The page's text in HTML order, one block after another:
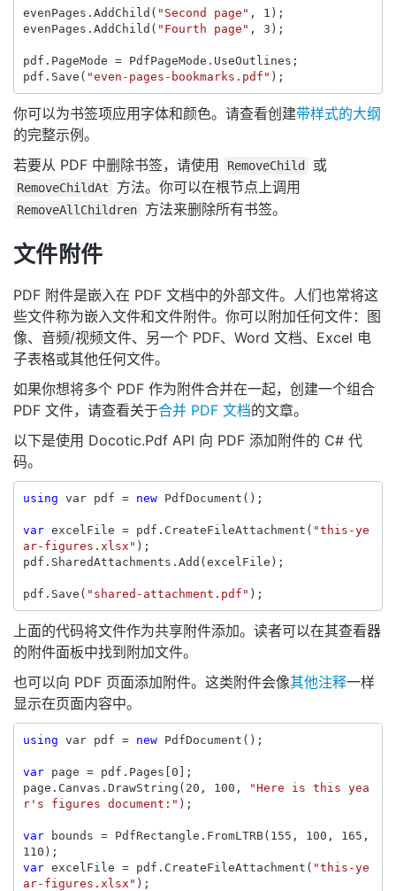
evenPages . AddChild ( "Second page" , 1 );
evenPages . AddChild ( "Fourth page" , 3 );
pdf . PageMode = PdfPageMode . UseOutlines ;
pdf . Save ( "even-pages-bookmarks.pdf" );
你可以为书签项应用字体和颜色。请查看创建带样式的大纲
的完整示例。
若要从 PDF 中删除书签，请使用
RemoveChild 或
RemoveChildAt 方法。你可以在根节点上调用
RemoveAllChildren 方法来删除所有书签。
文件附件
PDF 附件是嵌入在 PDF 文档中的外部文件。人们也常将这
些文件称为嵌入文件和文件附件。你可以附加任何文件：图
像、音频/视频文件、另一个 PDF、Word 文档、Excel 电
子表格或其他任何文件。
如果你想将多个 PDF 作为附件合并在一起，创建一个组合
PDF 文件，请查看关于合并 PDF 文档的文章。
以下是使用 Docotic.Pdf API 向 PDF 添加附件的 C# 代
码。
using var pdf = new PdfDocument ();
var excelFile = pdf . CreateFileAttachment ( "this-ye
ar-figures.xlsx" );
pdf . SharedAttachments . Add ( excelFile );
pdf . Save ( "shared-attachment.pdf" );
上面的代码将文件作为共享附件添加。读者可以在其查看器
的附件面板中找到附加文件。
也可以向 PDF 页面添加附件。这类附件会像其他注释一样
显示在页面内容中。
using var pdf = new PdfDocument ();
var page = pdf . Pages 0 ];
page . Canvas . DrawString ( 20 , 100 ,
"Here is this yea
r's figures document:" );
var bounds = PdfRectangle . FromLTRB( 155 , 100 , 165 ,
110 );
var excelFile = pdf . CreateFileAttachment ( "this-ye
ar-figures.xlsx" );